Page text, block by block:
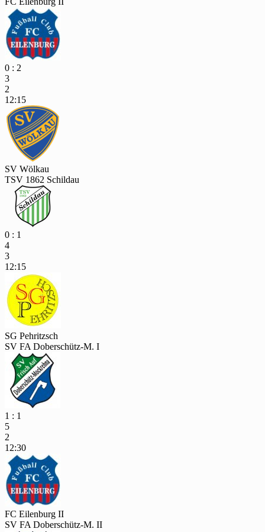
0 : 2
3
2
12:15
SV Wölkau
TSV 1862 Schildau
0 : 1
4
3
12:15
SG Pehritzsch
SV FA Doberschütz-M. I
1 : 1
5
2
12:30
FC Eilenburg II
SV FA Doberschütz-M. II